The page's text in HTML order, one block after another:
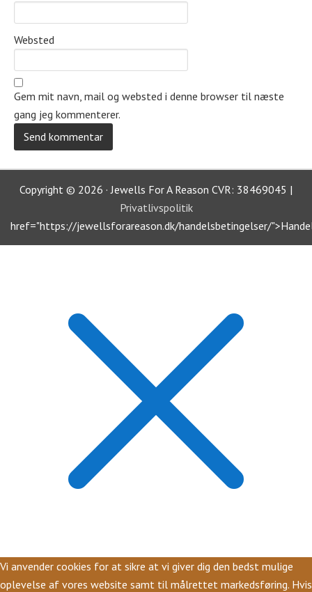
Websted
Gem mit navn, mail og websted i denne browser til næste
gang jeg kommenterer.
Copyright © 2026 · Jewells For A Reason CVR: 38469045 |
Privatlivspolitik
href="https://jewellsforareason.dk/handelsbetingelser/
Vi anvender cookies for at sikre at vi giver dig den bedst mulige
oplevelse af vores website samt til målrettet markedsføring. Hvis